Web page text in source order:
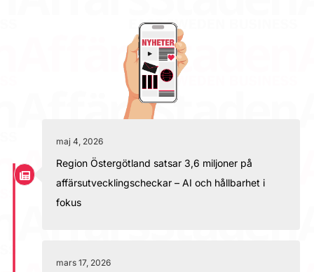
maj 4, 2026
Region Östergötland satsar 3,6 miljoner på
affärsutvecklingscheckar – AI och hållbarhet i
fokus
mars 17, 2026